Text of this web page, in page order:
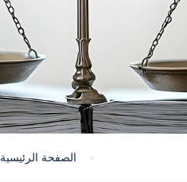
الصفحة الرئيسية